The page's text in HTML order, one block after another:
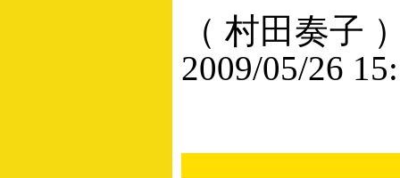
（ 村田奏子
2009/05/26